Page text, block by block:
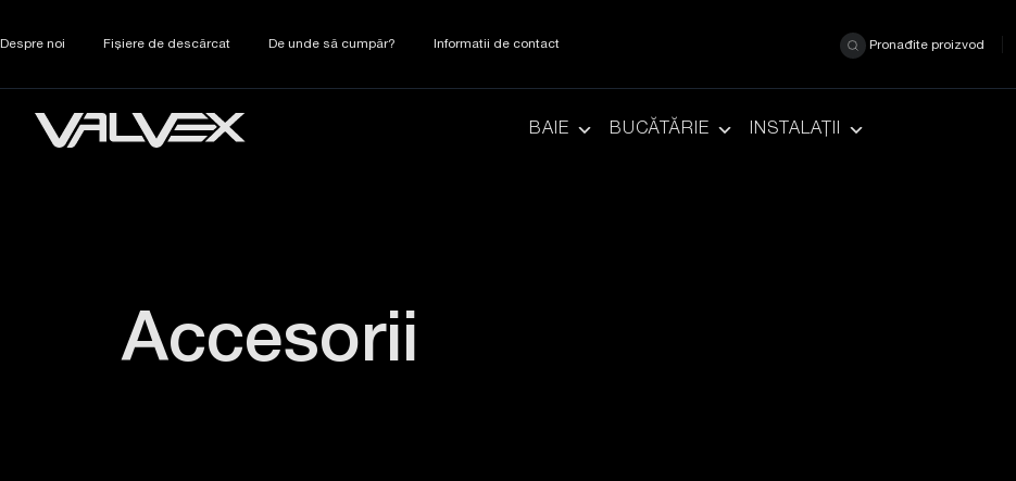
Despre noi Fișiere de descărcat De unde să cumpăr? Informatii de contact Pronađite proizvod
BAIE BUCĂTĂRIE INSTALAȚII
Accesorii